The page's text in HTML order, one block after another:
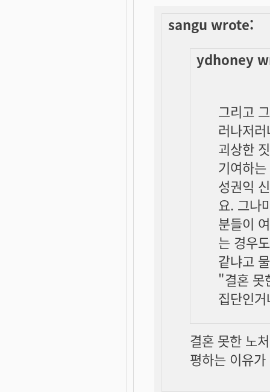
sangu wrote:
ydhoney
그리고
러나저
괴상한
기여하
성권익
요. 그나
분들이
는 경우
같냐고
"결혼 못
집단인
결혼 못한 노
평하는 이유